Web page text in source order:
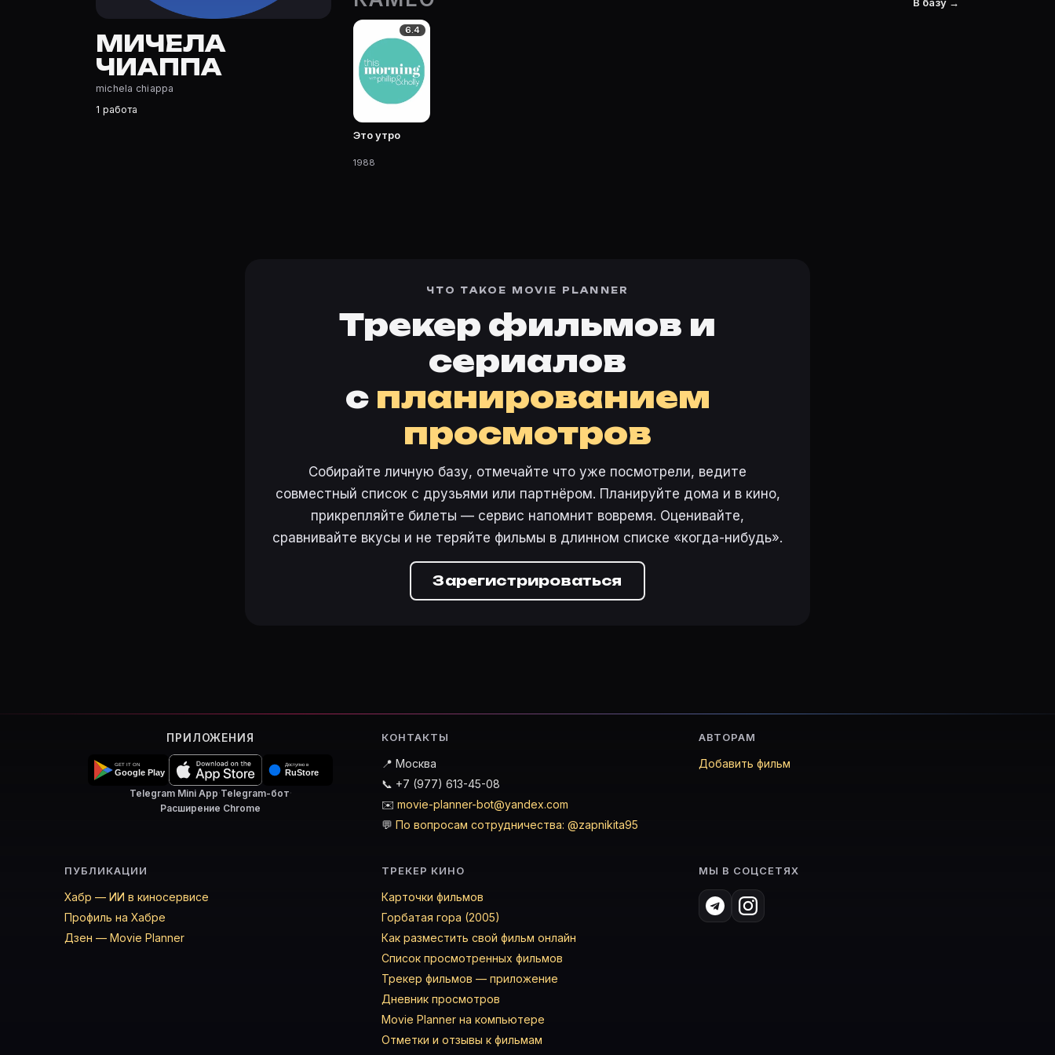
Где открыть фильмографию Мичела Чиаппа?
На Movie Planner: https://movie-planner.ru/s/7153620 — фильмы, сериалы, роли и фото.
МИЧЕЛА
ЧИАППА
michela chiappa
1 работа
6.4
Это утро
1988
ЧТО ТАКОЕ MOVIE PLANNER
Трекер фильмов и
сериалов
с планированием
просмотров
Собирайте личную базу, отмечайте что уже посмотрели, ведите
совместный список с друзьями или партнёром. Планируйте дома и в кино,
прикрепляйте билеты — сервис напомнит вовремя. Оценивайте,
сравнивайте вкусы и не теряйте фильмы в длинном списке «когда-нибудь».
Зарегистрироваться
ПРИЛОЖЕНИЯ
Telegram Mini App·Telegram-бот·
Расширение Chrome
КОНТАКТЫ
📍 Москва
📞 +7 (977) 613-45-08
✉️ movie-planner-bot@yandex.com
💬 По вопросам сотрудничества: @zapnikita95
АВТОРАМ
Добавить фильм
ПУБЛИКАЦИИ
Хабр — ИИ в киносервисе
Профиль на Хабре
Дзен — Movie Planner
ТРЕКЕР КИНО
Карточки фильмов
Горбатая гора (2005)
Как разместить свой фильм онлайн
Список просмотренных фильмов
Трекер фильмов — приложение
Дневник просмотров
Movie Planner на компьютере
Отметки и отзывы к фильмам
МЫ В СОЦСЕТЯХ